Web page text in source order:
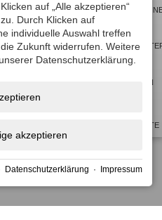
BUCHEN
ANGEBOTE
key
to
get
the
shortcuts
dates.
auf „Alle akzeptieren“
Durch Klicken auf
individuelle Auswahl treffen
Zukunft widerrufen. Weitere
Datenschutzerklärung.
akzeptieren
Datenschutzerklärung · Impressum